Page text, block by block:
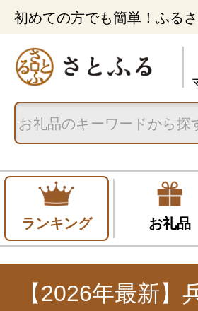
初めての方でも簡単！ふる
ランキング お礼品
【2026年最新